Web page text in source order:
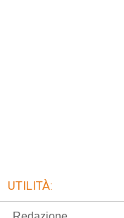
UTILITÀ: